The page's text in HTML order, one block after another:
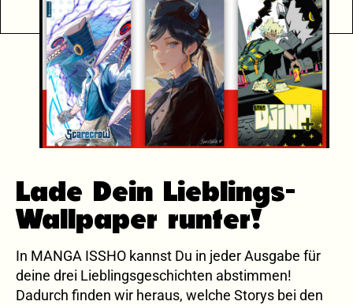
Lade Dein Lieblings-
Wallpaper runter!
In MANGA ISSHO kannst Du in jeder Ausgabe für
deine drei Lieblingsgeschichten abstimmen!
Dadurch finden wir heraus, welche Storys bei den